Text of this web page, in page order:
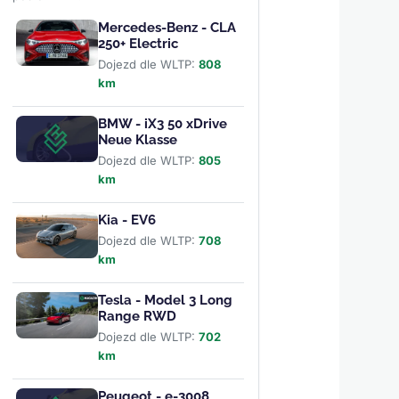
Mercedes-Benz - CLA
250+ Electric
Dojezd dle WLTP: 808
km
BMW - iX3 50 xDrive
Neue Klasse
Dojezd dle WLTP: 805
km
Kia - EV6
Dojezd dle WLTP: 708
km
Tesla - Model 3 Long
Range RWD
Dojezd dle WLTP: 702
km